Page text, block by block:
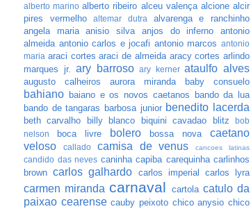
alberto marino alberto ribeiro alceu valença alcione alcir
pires vermelho
altemar dutra
alvarenga e ranchinho
angela maria
anisio silva anjos do inferno
antonio
almeida antonio carlos e jocafi antonio marcos antonio
maria araci cortes araci de almeida aracy cortes arlindo
marques jr. ary barroso ary kerner ataulfo alves
augusto calheiros aurora miranda baby consuelo
bahiano baiano e os novos caetanos
bando da lua
bando de tangaras barbosa junior benedito lacerda
beth carvalho billy blanco biquini cavadao blitz
bob
nelson
boca livre bolero bossa nova
caetano
veloso
callado camisa de venus cancoes latinas
candido das neves caninha capiba carequinha carlinhos
brown carlos galhardo carlos imperial carlos lyra
carmen miranda carnaval cartola catulo da
paixao cearense cauby peixoto chico anysio chico